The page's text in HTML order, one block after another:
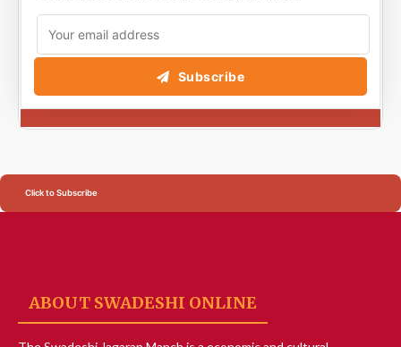
Subscribe
Click to Subscribe
ABOUT SWADESHI ONLINE